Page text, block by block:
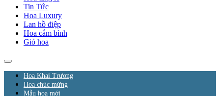
Tin Tức
Hoa Luxury
Lan hồ điệp
Hoa cắm bình
Giỏ hoa
Hoa Khai Trương
Hoa chúc mừng
Mẫu hoa mới